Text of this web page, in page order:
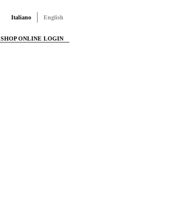
Italiano English
SHOP ONLINE LOGIN